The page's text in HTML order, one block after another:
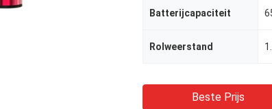
Batterijcapaciteit
Rolweerstand
Beste Prijs